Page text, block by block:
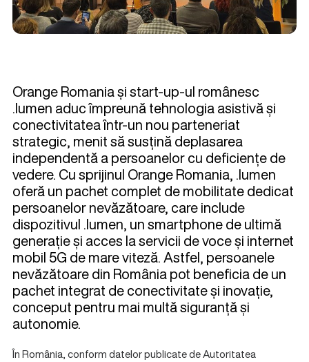
Orange Romania și start-up-ul românesc
.lumen aduc împreună tehnologia asistivă și
conectivitatea într-un nou parteneriat
strategic, menit să susțină deplasarea
independentă a persoanelor cu deficiențe de
vedere. Cu sprijinul Orange Romania, .lumen
oferă un pachet complet de mobilitate dedicat
persoanelor nevăzătoare, care include
dispozitivul .lumen, un smartphone de ultimă
generație și acces la servicii de voce și internet
mobil 5G de mare viteză. Astfel, persoanele
nevăzătoare din România pot beneficia de un
pachet integrat de conectivitate și inovație,
conceput pentru mai multă siguranță și
autonomie.
În România, conform datelor publicate de Autoritatea